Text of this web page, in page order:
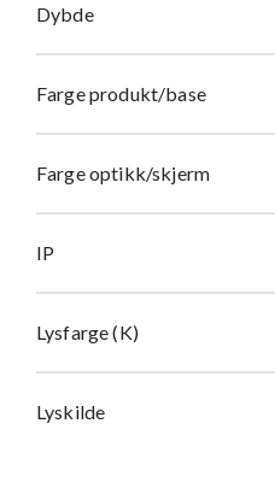
Dybde
Farge produkt/base
Farge optikk/skjerm
IP
Lysfarge (K)
Lyskilde